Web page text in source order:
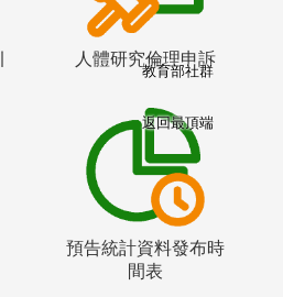
人體研究倫理申訴
預告統計資料發布時
間表
教育部社群
返回最頂端